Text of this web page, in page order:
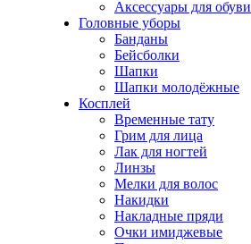
Аксессуары для обуви
Головные уборы
Банданы
Бейсболки
Шапки
Шапки молодёжные
Косплей
Временные тату
Грим для лица
Лак для ногтей
Линзы
Мелки для волос
Накидки
Накладные пряди
Очки имиджевые